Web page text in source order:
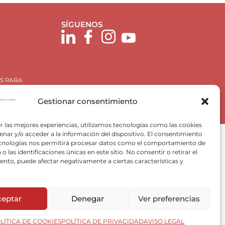
Gestionar consentimiento
las mejores experiencias, utilizamos tecnologías como las cookies
y/o acceder a la información del dispositivo. El consentimiento
nos permitirá procesar datos como el comportamiento de
o las identificaciones únicas en este sitio. No consentir o retirar el
puede afectar negativamente a ciertas características y
Denegar Ver preferencias
DE COOKIESPOLÍTICA DE PRIVACIDADAVISO LEGAL
PARA
SÍGUENOS
del Ministerio para la Transición Ecológica y el